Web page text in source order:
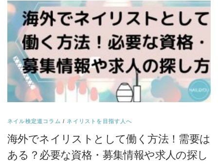
ネイル検定道コラム /ネイリストを目指す人へ
海外でネイリストとして働く方法！需要は
ある？必要な資格・募集情報や求人の探し